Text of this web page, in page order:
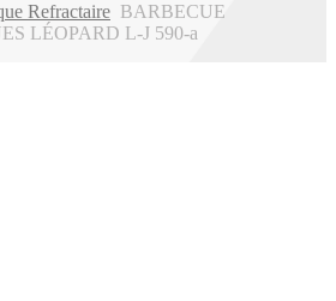
Refractaire BARBECUE
LÉOPARD L-J 590-a